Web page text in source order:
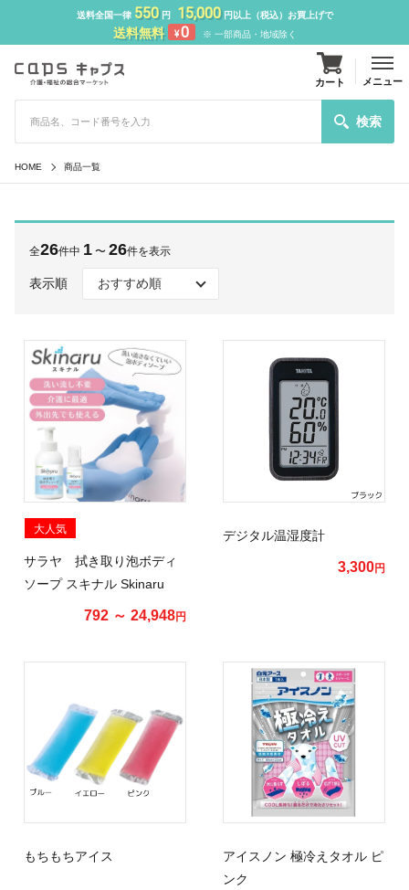
送料全国一律 550円 15,000円以上（税込）お買上げで
送料無料 ¥0 ※ 一部商品・地域除く
検索
カート メニュー
HOME 商品一覧
全26件中 1 〜 26件を表示
表示順
大人気
サラヤ 拭き取り泡ボディ
ソープ スキナル Skinaru
792 ～ 24,948円
デジタル温湿度計
3,300円
もちもちアイス
アイスノン 極冷えタオル ピ
ンク